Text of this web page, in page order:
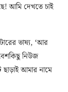
আমি দেখতে চাই
ভাষ্য, ‘আর
নিউজ
আমার নামে